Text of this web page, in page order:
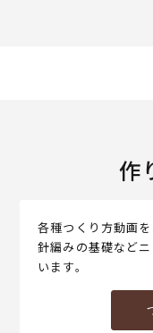
作
各種つくり方動画
針編みの基礎など
います。